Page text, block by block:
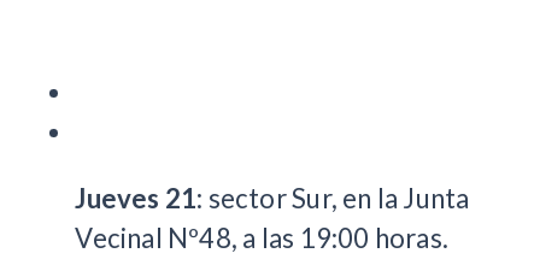
Jueves 21: sector Sur, en la Junta
Vecinal Nº48, a las 19:00 horas.